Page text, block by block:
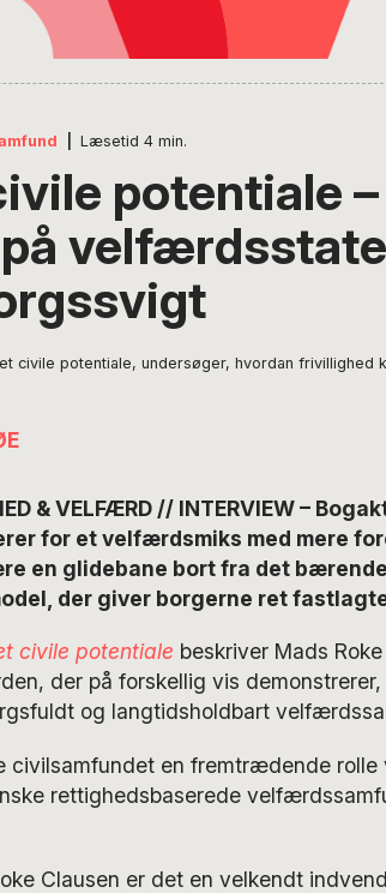
Læsetid 4 min.
potentiale
civile potentiale, undersøger, hvordan
& VELFÆRD // INTERVIEW –
for et velfærdsmiks med mere
en glidebane bort fra det
der giver borgerne ret
civile potentiale beskriver Mads
der på forskellig vis
og langtidsholdbart
civilsamfundet en fremtrædende
rettighedsbaserede
Clausen er det en velkendt